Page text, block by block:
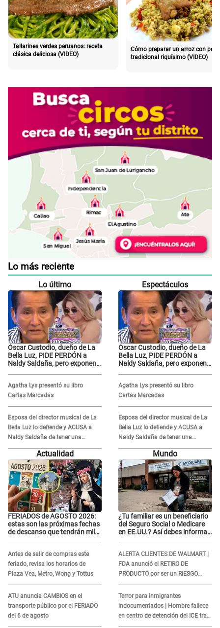
Tallarines verdes peruanos: receta
clásica deliciosa (VIDEO)
Cómo preparar un arroz con pollo
tradicional riquísimo (VIDEO)
Lo más reciente
Lo último
Óscar Custodio, dueño de La
Bella Luz, PIDE PERDÓN a
Naldy Saldaña, pero exponen
grabar"
Agatha Lys presentó su libro
Cartas Marcadas
Esposa del director musical de La
Bella Luz lo defiende y ACUSA a
Naldy Saldaña de tener una
relación con él y otros integrantes
Espectáculos
Óscar Custodio, dueño de La
Bella Luz, PIDE PERDÓN a
Naldy Saldaña, pero exponen
grabar"
Agatha Lys presentó su libro
Cartas Marcadas
Esposa del director musical de La
Bella Luz lo defiende y ACUSA a
Naldy Saldaña de tener una
relación con él y otros integrantes
Actualidad
FERIADOS de AGOSTO 2026:
estas son las próximas fechas
de descanso que tendrán miles
Antes de salir de compras este
feriado, revisa los horarios de
Plaza Vea, Metro, Wong y Tottus
ATU anuncia CAMBIOS en el
transporte público por el FERIADO
del 6 de agosto
Mundo
¿Tu familiar es un beneficiario
del Seguro Social o Medicare
en EE.UU.? Así debes informar
ALERTA CLIENTES DE WALMART |
FDA anunció el RETIRO DE
PRODUCTO por ser un RIESGO
MORTAL para consumidores: ¿Cuál
es?
Terror para inmigrantes
indocumentados | Hombre fallece
en centro de detención del ICE tras
sufrir una "emergencia médica"